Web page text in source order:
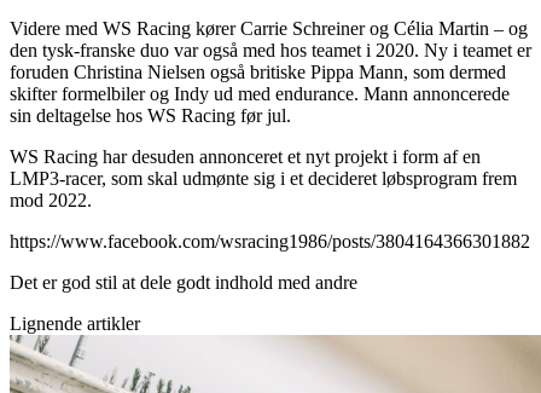
Videre med WS Racing kører Carrie Schreiner og Célia Martin – og
den tysk-franske duo var også med hos teamet i 2020. Ny i teamet er
foruden Christina Nielsen også britiske Pippa Mann, som dermed
skifter formelbiler og Indy ud med endurance. Mann annoncerede
sin deltagelse hos WS Racing før jul.
WS Racing har desuden annonceret et nyt projekt i form af en
LMP3-racer, som skal udmønte sig i et decideret løbsprogram frem
mod 2022.
https://www.facebook.com/wsracing1986/posts/3804164366301882
Det er god stil at dele godt indhold med andre
Lignende artikler